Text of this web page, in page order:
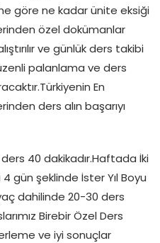
göre ne kadar ünite eksiği
özel dokümanlar
ve günlük ders takibi
palanlama ve ders
En
ders alın başarıyı
40 dakikadır.Haftada İki
gün şeklinde İster Yıl Boyu
dahilinde 20-30 ders
Birebir Özel Ders
ve iyi sonuçlar